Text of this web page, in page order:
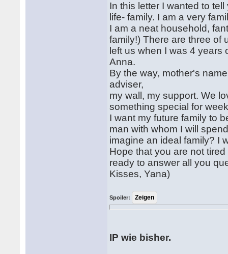
In this letter I wanted to
life- family. I am a very
I am a neat household,
family!) There are three of
left us when I was 4
Anna.
By the way, mother's
adviser,
my wall, my support. We
something special for
I want my future family to
man with whom I will
imagine an ideal family? I
Hope that you are not
ready to answer all you
Kisses, Yana)
Spoiler:
IP wie bisher.